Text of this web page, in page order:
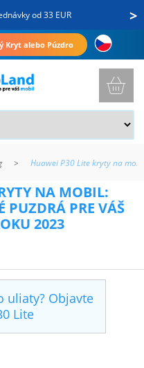
>
od 33 EUR
Kryt alebo Púzdro
NA MOBIL:
PUZDRÁ PRE VÁŠ
2023
uliaty? Objavte
Lite
> Huawei P30 Lite kryty na